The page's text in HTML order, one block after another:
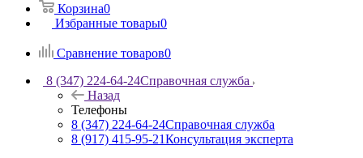
Корзина0
Избранные товары0
Сравнение товаров0
8 (347) 224-64-24Справочная служба
Назад
Телефоны
8 (347) 224-64-24Справочная служба
8 (917) 415-95-21Консультация эксперта